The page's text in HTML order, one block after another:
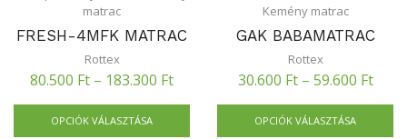
matrac
FRESH-4MFK MATRAC
Rottex
80.500 Ft – 183.300 Ft
OPCIÓK VÁLASZTÁSA
Kemény matrac
GAK BABAMATRAC
Rottex
30.600 Ft– 59.600 Ft
OPCIÓK VÁLASZTÁSA